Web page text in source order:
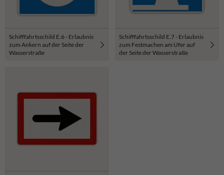
Schifffahrtsschild E.6 - Erlaubnis
zum Ankern auf der Seite der
Wasser­straße
Schifffahrtsschild E.7 - Erlaubnis
zum Festmachen am Ufer auf
der Seite der Wasser­straße